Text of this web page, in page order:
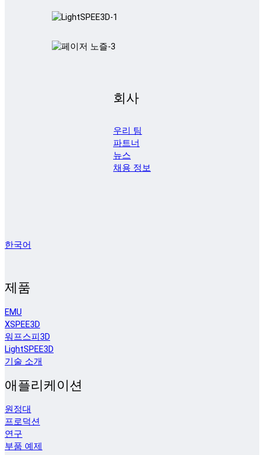
회사
우리 팀
파트너
뉴스
채용 정보
한국어
제품
EMU
XSPEE3D
워프스피3D
LightSPEE3D
기술 소개
애플리케이션
원정대
프로덕션
연구
부품 예제